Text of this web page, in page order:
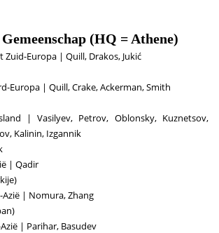
(HQ = Athene)
Europa | Quill, Drakos, Jukić
Europa | Quill, Crake, Ackerman, Smith
| Vasilyev, Petrov, Oblonsky, Kuznetsov,
Kalinin, Izgannik
| Qadir
| Nomura, Zhang
| Parihar, Basudev